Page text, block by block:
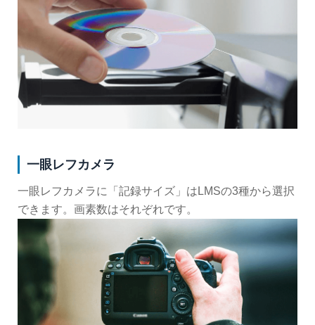
一眼レフカメラ
一眼レフカメラに「記録サイズ」はLMSの3種から選択
できます。画素数はそれぞれです。